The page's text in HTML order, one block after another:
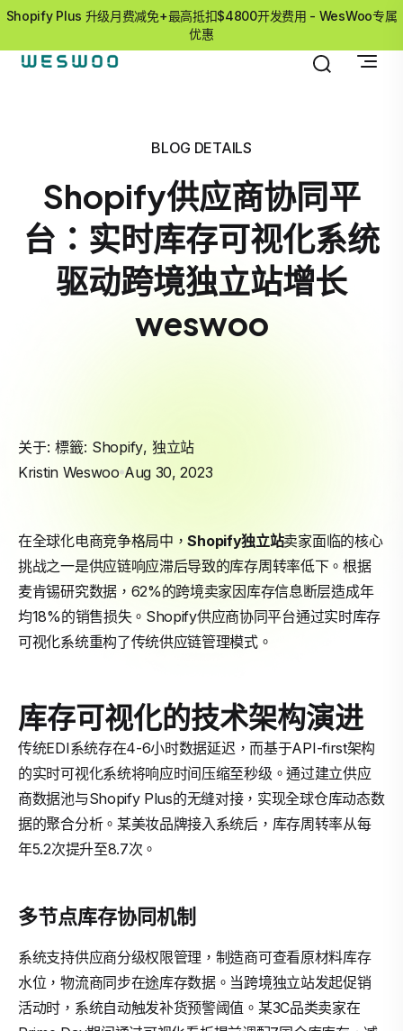
Shopify Plus 升级月费减免+最高抵扣$4800开发费用 - WesWoo专属
优惠
BLOG DETAILS
Shopify供应商协同平
台：实时库存可视化系统
驱动跨境独立站增长
weswoo
关于: 標籤: Shopify, 独立站
Kristin Weswoo Aug 30, 2023
在全球化电商竞争格局中，Shopify独立站卖家面临的核心
挑战之一是供应链响应滞后导致的库存周转率低下。根据
麦肯锡研究数据，62%的跨境卖家因库存信息断层造成年
均18%的销售损失。Shopify供应商协同平台通过实时库存
可视化系统重构了传统供应链管理模式。
库存可视化的技术架构演进
传统EDI系统存在4-6小时数据延迟，而基于API-first架构
的实时可视化系统将响应时间压缩至秒级。通过建立供应
商数据池与Shopify Plus的无缝对接，实现全球仓库动态数
据的聚合分析。某美妆品牌接入系统后，库存周转率从每
年5.2次提升至8.7次。
多节点库存协同机制
系统支持供应商分级权限管理，制造商可查看原材料库存
水位，物流商同步在途库存数据。当跨境独立站发起促销
活动时，系统自动触发补货预警阈值。某3C品类卖家在